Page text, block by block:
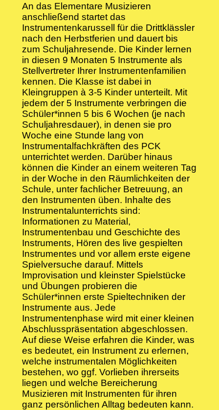
An das Elementare Musizieren
anschließend startet das
Instrumentenkarussell für die Drittklässler
nach den Herbstferien und dauert bis
zum Schuljahresende. Die Kinder lernen
in diesen 9 Monaten 5 Instrumente als
Stellvertreter Ihrer Instrumentenfamilien
kennen. Die Klasse ist dabei in
Kleingruppen à 3-5 Kinder unterteilt. Mit
jedem der 5 Instrumente verbringen die
Schüler*innen 5 bis 6 Wochen (je nach
Schuljahresdauer), in denen sie pro
Woche eine Stunde lang von
Instrumentalfachkräften des PCK
unterrichtet werden. Darüber hinaus
können die Kinder an einem weiteren Tag
in der Woche in den Räumlichkeiten der
Schule, unter fachlicher Betreuung, an
den Instrumenten üben. Inhalte des
Instrumentalunterrichts sind:
Informationen zu Material,
Instrumentenbau und Geschichte des
Instruments, Hören des live gespielten
Instrumentes und vor allem erste eigene
Spielversuche darauf. Mittels
Improvisation und kleinster Spielstücke
und Übungen probieren die
Schüler*innen erste Spieltechniken der
Instrumente aus. Jede
Instrumentenphase wird mit einer kleinen
Abschlusspräsentation abgeschlossen.
Auf diese Weise erfahren die Kinder, was
es bedeutet, ein Instrument zu erlernen,
welche instrumentalen Möglichkeiten
bestehen, wo ggf. Vorlieben ihrerseits
liegen und welche Bereicherung
Musizieren mit Instrumenten für ihren
ganz persönlichen Alltag bedeuten kann.